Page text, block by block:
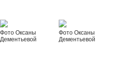
Фото Оксаны
Дементьевой
Фото Оксаны
Дементьевой